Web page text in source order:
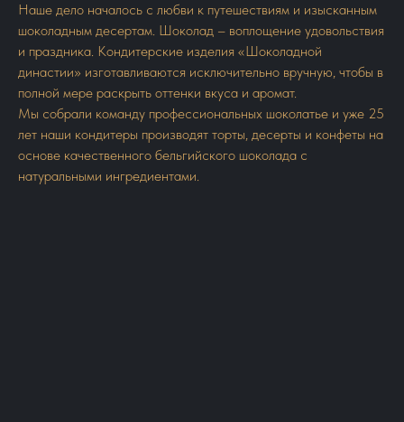
Наше дело началось с любви к путешествиям и изысканным
шоколадным десертам. Шоколад – воплощение удовольствия
и праздника. Кондитерские изделия «Шоколадной
династии» изготавливаются исключительно вручную, чтобы в
полной мере раскрыть оттенки вкуса и аромат.
Мы собрали команду профессиональных шоколатье и уже 25
лет наши кондитеры производят торты, десерты и конфеты на
основе качественного бельгийского шоколада с
натуральными ингредиентами.